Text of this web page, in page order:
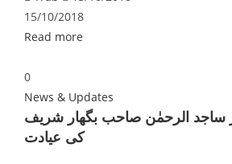
15/10/2018
Read more
0
News & Updates
ساجد الرحمٰن صاحب بگھار شریف
کی عیادت